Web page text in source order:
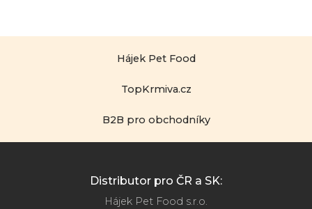
Hájek Pet Food
TopKrmiva.cz
B2B pro obchodníky
Distributor pro ČR a SK:
Hájek Pet Food s.r.o.